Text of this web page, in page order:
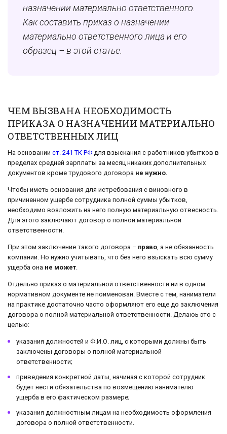
назначении материально ответственного.
Как составить приказ о назначении
материально ответственного лица и его
образец – в этой статье.
ЧЕМ ВЫЗВАНА НЕОБХОДИМОСТЬ
ПРИКАЗА О НАЗНАЧЕНИИ МАТЕРИАЛЬНО
ОТВЕТСТВЕННЫХ ЛИЦ
На основании ст. 241 ТК РФ для взыскания с работников убытков в
пределах средней зарплаты за месяц никаких дополнительных
документов кроме трудового договора не нужно.
Чтобы иметь основания для истребования с виновного в
причиненном ущербе сотрудника полной суммы убытков,
необходимо возложить на него полную материальную отвесность.
Для этого заключают договор о полной материальной
ответственности.
При этом заключение такого договора – право, а не обязанность
компании. Но нужно учитывать, что без него взыскать всю сумму
ущерба она не может.
Отдельно приказ о материальной ответственности ни в одном
нормативном документе не поименован. Вместе с тем, наниматели
на практике достаточно часто оформляют его еще до заключения
договора о полной материальной ответственности. Делаюь это с
целью:
указания должностей и Ф.И.О. лиц, с которыми должны быть
заключены договоры о полной материальной
ответственности;
приведения конкретной даты, начиная с которой сотрудник
будет нести обязательства по возмещению нанимателю
ущерба в его фактическом размере;
указания должностным лицам на необходимость оформления
договора о полной ответственности.